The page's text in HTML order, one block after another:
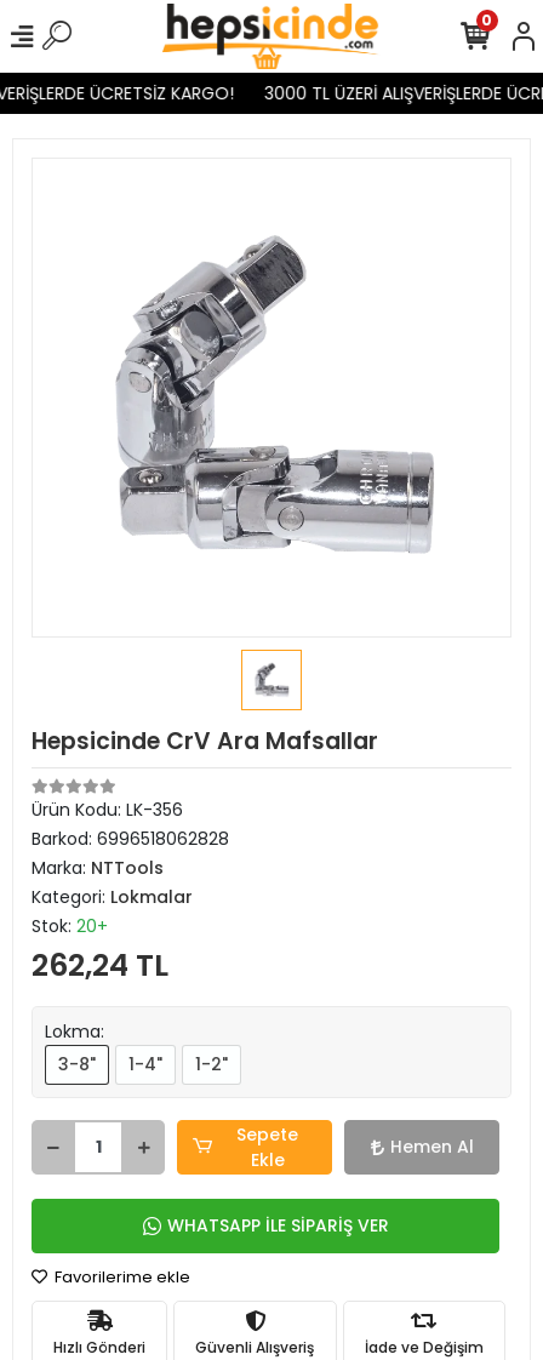
ÜCRETSİZ KARGO! 3000 TL ÜZERİ ALIŞVERİŞLERDE
0
Hepsicinde CrV Ara Mafsallar
Ürün Kodu: LK-356
Barkod: 6996518062828
Marka: NTTools
Kategori: Lokmalar
Stok: 20+
262,24 TL
Lokma:
3-8"
1-4" 1-2"
Sepete
Ekle
Hemen Al
WHATSAPP İLE SİPARİŞ VER
Favorilerime ekle
Hızlı Gönderi Güvenli Alışveriş İade ve Değişim